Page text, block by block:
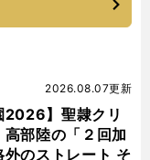
2026】聖隷クリ
高部陸の「２回加
外のストレート そ
2026.08.07更新